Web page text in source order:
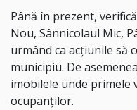
Până în prezent,
Nou, Sânnicolaul Mic,
urmând ca acțiunile să
municipiu. De
imobilele unde primele
ocupanților.